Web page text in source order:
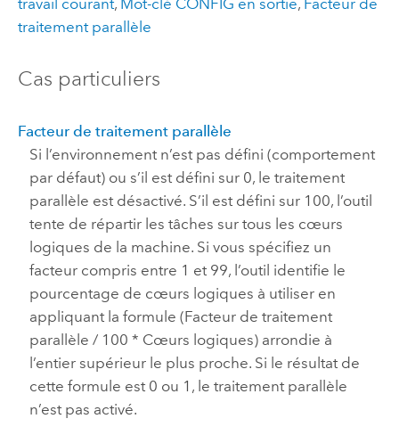
traitement parallèle
Cas particuliers
Facteur de traitement parallèle
Si l’environnement n’est pas défini (comportement
par défaut) ou s’il est défini sur 0, le traitement
parallèle est désactivé. S’il est défini sur 100, l’outil
tente de répartir les tâches sur tous les cœurs
logiques de la machine. Si vous spécifiez un
facteur compris entre 1 et 99, l’outil identifie le
pourcentage de cœurs logiques à utiliser en
appliquant la formule (Facteur de traitement
parallèle / 100 * Cœurs logiques) arrondie à
l’entier supérieur le plus proche. Si le résultat de
cette formule est 0 ou 1, le traitement parallèle
n’est pas activé.